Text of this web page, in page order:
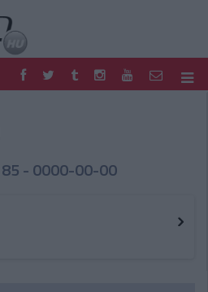
EGYÉB
- 0000-00-00